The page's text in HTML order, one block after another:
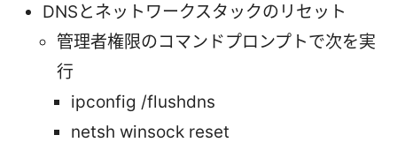
DNSとネットワークスタックのリセット
管理者権限のコマンドプロンプトで次を実
行
ipconfig /flushdns
netsh winsock reset